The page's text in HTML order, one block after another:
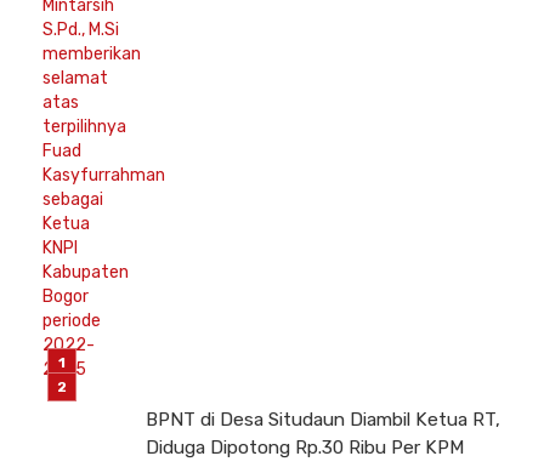
BPNT di Desa Situdaun Diambil Ketua RT,
Diduga Dipotong Rp.30 Ribu Per KPM